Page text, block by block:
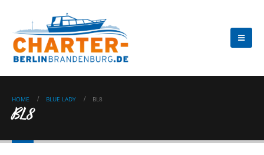
HOME BLUE LADY BL8
BL8